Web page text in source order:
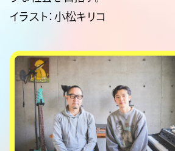
イラスト：小松キリコ